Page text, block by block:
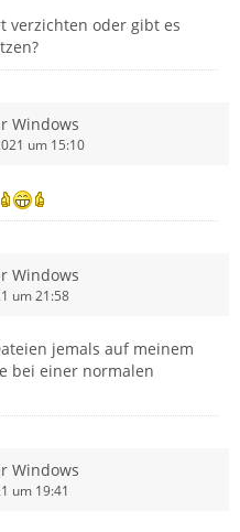
verzichten oder gibt es
Windows
um 15:10
Windows
um 21:58
jemals auf meinem
bei einer normalen
Windows
um 19:41